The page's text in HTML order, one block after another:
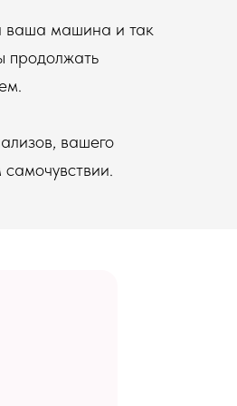
ваша машина и так
продолжать
вашего